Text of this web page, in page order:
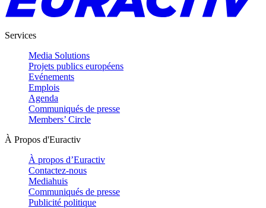
Services
Media Solutions
Projets publics européens
Evénements
Emplois
Agenda
Communiqués de presse
Members’ Circle
À Propos d'Euractiv
À propos d’Euractiv
Contactez-nous
Mediahuis
Communiqués de presse
Publicité politique